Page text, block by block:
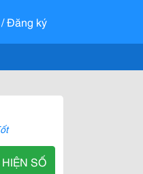
Đăng ký
SỐ